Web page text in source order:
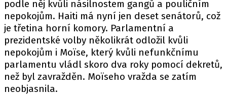
podle něj kvůli násilnostem gangů a pouličním
nepokojům. Haiti má nyní jen deset senátorů, což
je třetina horní komory. Parlamentní a
prezidentské volby několikrát odložil kvůli
nepokojům i Moïse, který kvůli nefunkčnímu
parlamentu vládl skoro dva roky pomocí dekretů,
než byl zavražděn. Moïseho vražda se zatím
neobjasnila.